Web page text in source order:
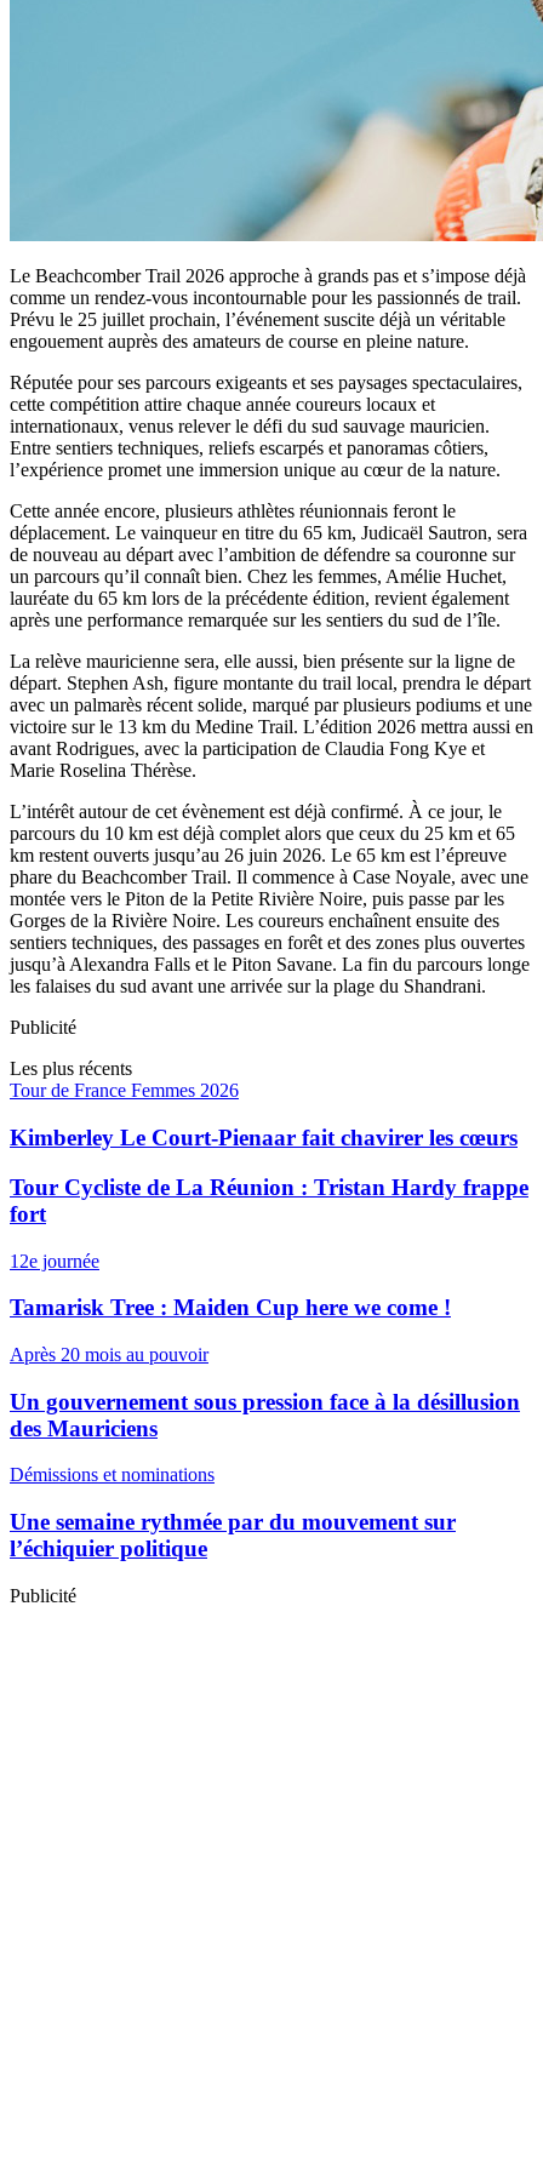
Le Beachcomber Trail 2026 approche à grands pas et s’impose déjà
comme un rendez-vous incontournable pour les passionnés de trail.
Prévu le 25 juillet prochain, l’événement suscite déjà un véritable
engouement auprès des amateurs de course en pleine nature.
Réputée pour ses parcours exigeants et ses paysages spectaculaires,
cette compétition attire chaque année coureurs locaux et
internationaux, venus relever le défi du sud sauvage mauricien.
Entre sentiers techniques, reliefs escarpés et panoramas côtiers,
l’expérience promet une immersion unique au cœur de la nature.
Cette année encore, plusieurs athlètes réunionnais feront le
déplacement. Le vainqueur en titre du 65 km, Judicaël Sautron, sera
de nouveau au départ avec l’ambition de défendre sa couronne sur
un parcours qu’il connaît bien. Chez les femmes, Amélie Huchet,
lauréate du 65 km lors de la précédente édition, revient également
après une performance remarquée sur les sentiers du sud de l’île.
La relève mauricienne sera, elle aussi, bien présente sur la ligne de
départ. Stephen Ash, figure montante du trail local, prendra le départ
avec un palmarès récent solide, marqué par plusieurs podiums et une
victoire sur le 13 km du Medine Trail. L’édition 2026 mettra aussi en
avant Rodrigues, avec la participation de Claudia Fong Kye et
Marie Roselina Thérèse.
L’intérêt autour de cet évènement est déjà confirmé. À ce jour, le
parcours du 10 km est déjà complet alors que ceux du 25 km et 65
km restent ouverts jusqu’au 26 juin 2026. Le 65 km est l’épreuve
phare du Beachcomber Trail. Il commence à Case Noyale, avec une
montée vers le Piton de la Petite Rivière Noire, puis passe par les
Gorges de la Rivière Noire. Les coureurs enchaînent ensuite des
sentiers techniques, des passages en forêt et des zones plus ouvertes
jusqu’à Alexandra Falls et le Piton Savane. La fin du parcours longe
les falaises du sud avant une arrivée sur la plage du Shandrani.
Publicité
Les plus récents
Tour de France Femmes 2026
Kimberley Le Court-Pienaar fait chavirer les cœurs
Tour Cycliste de La Réunion : Tristan Hardy frappe
fort
12e journée
Tamarisk Tree : Maiden Cup here we come !
Après 20 mois au pouvoir
Un gouvernement sous pression face à la désillusion
des Mauriciens
Démissions et nominations
Une semaine rythmée par du mouvement sur
l’échiquier politique
Publicité